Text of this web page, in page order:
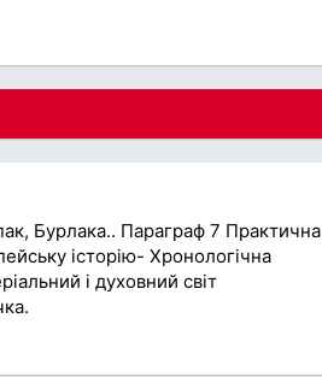
Бурлака.. Параграф 7 Практична
історію- Хронологічна
і духовний світ